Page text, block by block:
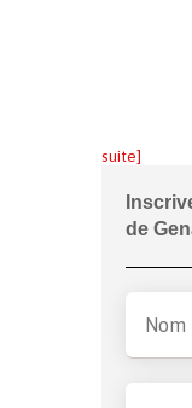
suite]
de